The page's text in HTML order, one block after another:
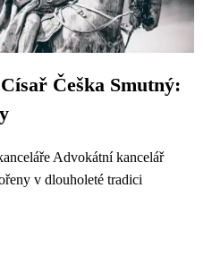
Češka Smutný:
Advokátní kancelář
v dlouholeté tradici